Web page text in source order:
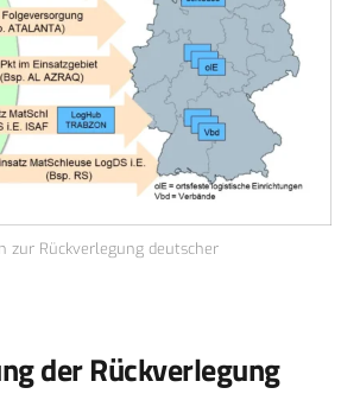
zur Rückverlegung deutscher
der Rückverlegung